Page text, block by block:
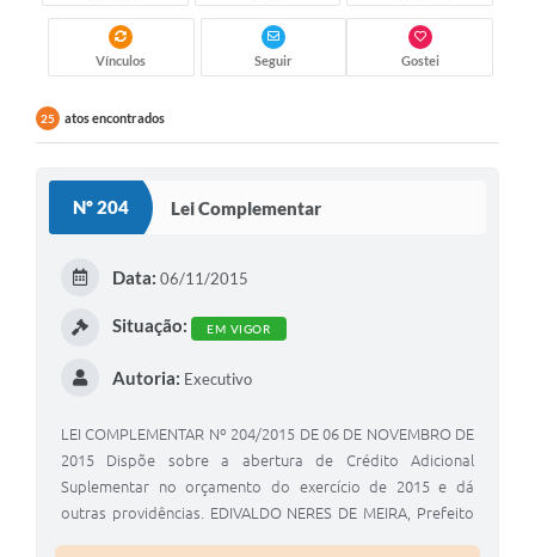
Vínculos Seguir Gostei
25 atos encontrados
Nº 204 Lei Complementar
Data: 06/11/2015
Situação: EM VIGOR
Autoria: Executivo
LEI COMPLEMENTAR Nº 204/2015 DE 06 DE NOVEMBRO DE
2015 Dispõe sobre a abertura de Crédito Adicional
Suplementar no orçamento do exercício de 2015 e dá
outras providências. EDIVALDO NERES DE MEIRA, Prefeito